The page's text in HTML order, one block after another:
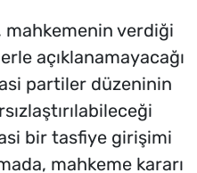
mahkemenin verdiği
açıklanamayacağı
partiler düzeninin
bir tasfiye girişimi
mahkeme kararı